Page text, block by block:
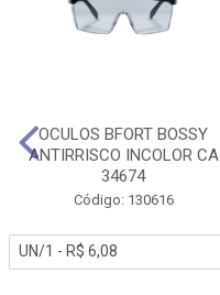
OCULOS BFORT BOSSY
ANTIRRISCO INCOLOR CA
34674
Código: 130616